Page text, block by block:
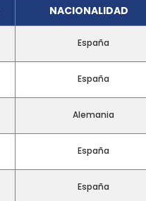
NACIONALIDAD
España
España
Alemania
España
España